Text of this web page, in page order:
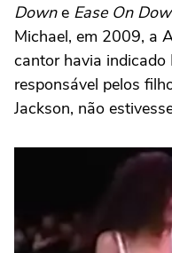
Downe Ease On
Michael, em 2009, a
cantor havia indicado
responsável pelos
Jackson, não